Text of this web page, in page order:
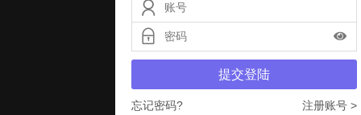
提交登陆
忘记密码? 注册账号 >